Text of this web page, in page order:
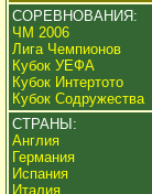
СОРЕВНОВАНИЯ:
ЧМ 2006
Лига Чемпионов
Кубок УЕФА
Кубок Интертото
Кубок Содружества
СТРАНЫ:
Англия
Германия
Испания
Италия